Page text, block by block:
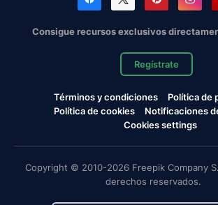
Consigue recursos exclusivos
Regístrate
Términos y condiciones
Política de
Política de cookies
Notificaciones
Cookies settings
Copyright © 2010-2026 Freepik Company
derechos reservados.